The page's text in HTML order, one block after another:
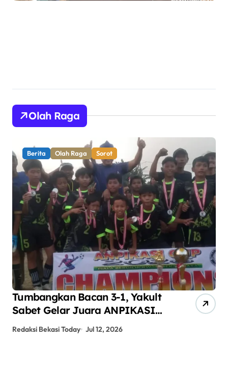
Olah Raga
Berita Olah Raga Pemerintahan Sorot
ANPIKASI CUP 2026 Jadi Ajang
Pembinaan Bakat Sepak Bola
Redaksi Bekasi Today Jun 24, 2026